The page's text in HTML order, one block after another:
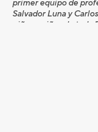
primer equipo de
Salvador Luna y
niños y niños de toda